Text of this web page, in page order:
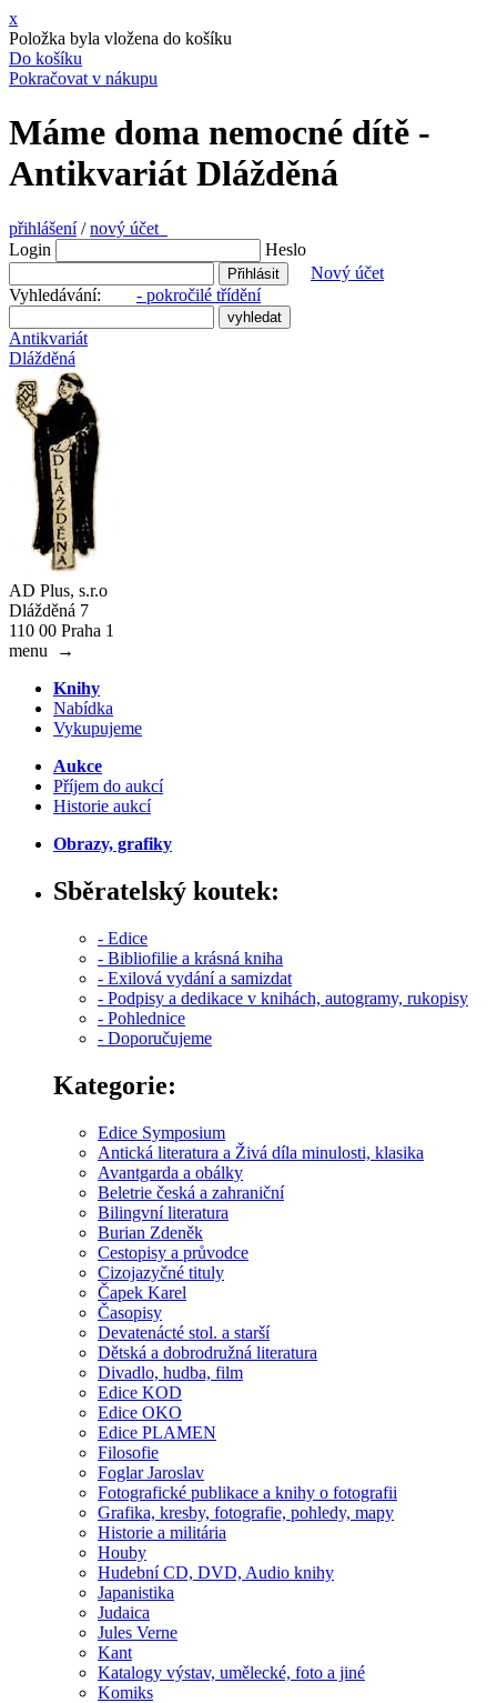
x
Položka byla vložena do košíku
Do košíku
Pokračovat v nákupu
Máme doma nemocné dítě -
Antikvariát Dlážděná
přihlášení/nový účet
Login
Heslo
Nový účet
Vyhledávání: - pokročilé třídění
Antikvariát
Dlážděná
AD Plus, s.r.o
Dlážděná 7
110 00 Praha 1
menu
→
Knihy
Nabídka
Vykupujeme
Aukce
Příjem do aukcí
Historie aukcí
Obrazy, grafiky
Sběratelský koutek:
- Edice
- Bibliofilie a krásná kniha
- Exilová vydání a samizdat
- Podpisy a dedikace v knihách, autogramy, rukopisy
- Pohlednice
- Doporučujeme
Kategorie:
Edice Symposium
Antická literatura a Živá díla minulosti, klasika
Avantgarda a obálky
Beletrie česká a zahraniční
Bilingvní literatura
Burian Zdeněk
Cestopisy a průvodce
Cizojazyčné tituly
Čapek Karel
Časopisy
Devatenácté stol. a starší
Dětská a dobrodružná literatura
Divadlo, hudba, film
Edice KOD
Edice OKO
Edice PLAMEN
Filosofie
Foglar Jaroslav
Fotografické publikace a knihy o fotografii
Grafika, kresby, fotografie, pohledy, mapy
Historie a militária
Houby
Hudební CD, DVD, Audio knihy
Japanistika
Judaica
Jules Verne
Kant
Katalogy výstav, umělecké, foto a jiné
Komiks